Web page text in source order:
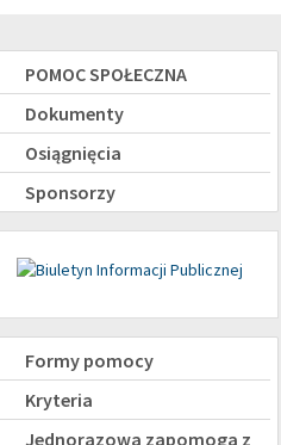
Menu
boczne
POMOC SPOŁECZNA
Dokumenty
Osiągnięcia
Sponsorzy
Świadczenia
rodzinne
Formy pomocy
Kryteria
Jednorazowa zapomoga z